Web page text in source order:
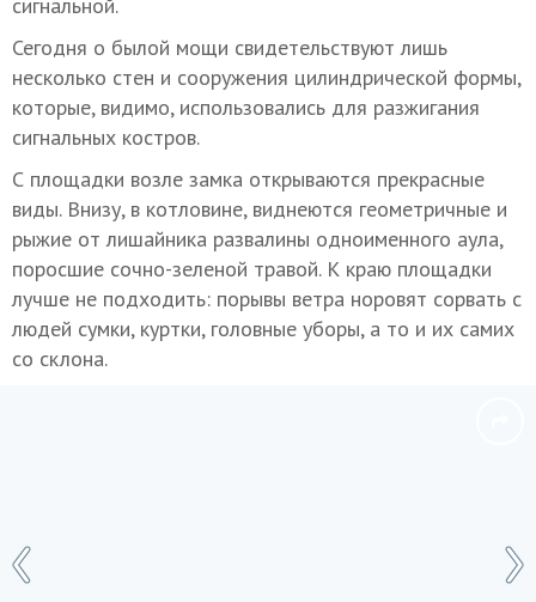
сигнальной.
Сегодня о былой мощи свидетельствуют лишь
несколько стен и сооружения цилиндрической формы,
которые, видимо, использовались для разжигания
сигнальных костров.
С площадки возле замка открываются прекрасные
виды. Внизу, в котловине, виднеются геометричные и
рыжие от лишайника развалины одноименного аула,
поросшие сочно-зеленой травой. К краю площадки
лучше не подходить: порывы ветра норовят сорвать с
людей сумки, куртки, головные уборы, а то и их самих
со склона.